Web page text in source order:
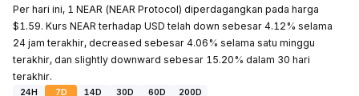
Per hari ini, 1 NEAR (NEAR Protocol) diperdagangkan pada harga
$1.59. Kurs NEAR terhadap USD telah down sebesar 4.12% selama
24 jam terakhir, decreased sebesar 4.06% selama satu minggu
terakhir, dan slightly downward sebesar 15.20% dalam 30 hari
terakhir.
24H 7D 14D 30D 60D
200D